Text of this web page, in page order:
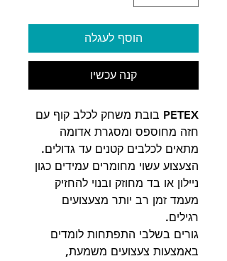
הוסף לעגלה
קנה עכשיו
PETEX בובת משחק לכלב קוף עם
חזה מחוספס ומסגרת אדומה
מתאים לכלבים קטנים עד גדולים.
הצעצוע עשוי מחומרים עמידים כגון
ניילון או בד מחוזק ובנוי להחזיק
מעמד זמן רב יותר מצעצועים
רגילים.
גורים בשלבי התפתחות לומדים
באמצעות צעצועים משמעת,